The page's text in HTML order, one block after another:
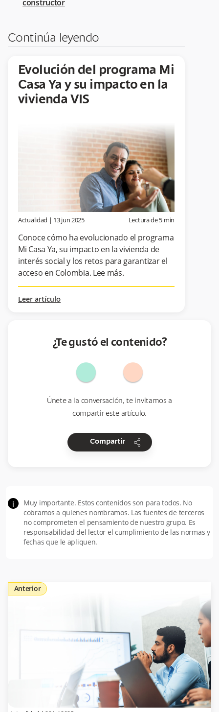
constructor
Continúa leyendo
Evolución del programa Mi
Casa Ya y su impacto en la
vivienda VIS
Actualidad | 13 jun 2025 Lectura de5 min
Conoce cómo ha evolucionado el programa
Mi Casa Ya, su impacto en la vivienda de
interés social y los retos para garantizar el
acceso en Colombia. Lee más.
Leer artículo
¿Te gustó el contenido?
Únete a la conversación, te invitamos a
compartir este artículo.
Compartir share
i
Muy importante. Estos contenidos son para todos. No
cobramos a quienes nombramos. Las fuentes de terceros
no comprometen el pensamiento de nuestro grupo. Es
responsabilidad del lector el cumplimiento de las normas y
fechas que le apliquen.
Anterior